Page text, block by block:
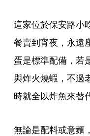
這家位於保安路小
餐賣到宵夜，永遠
蛋是標準配備，若
與炸火燒蝦，不過
時就全以炸魚來替
無論是配料或意麵